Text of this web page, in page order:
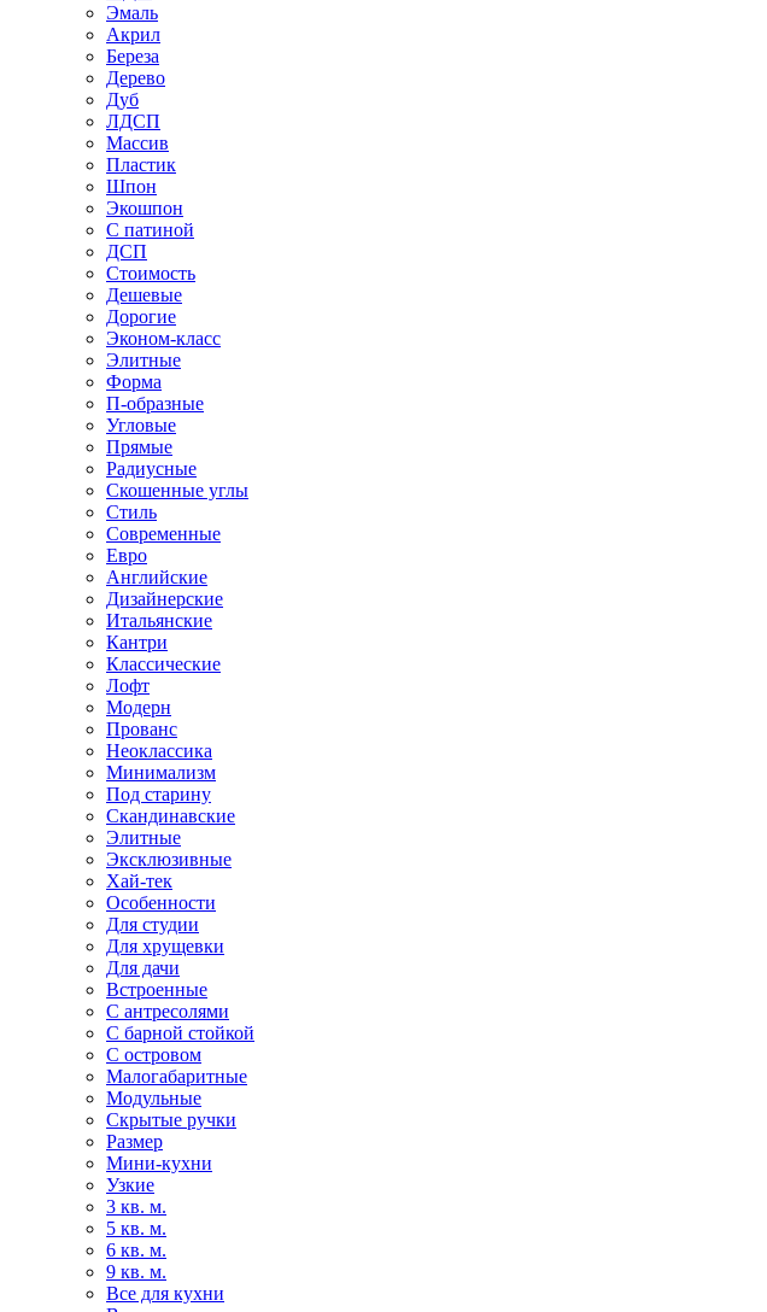
Эмаль
Акрил
Береза
Дерево
Дуб
ЛДСП
Массив
Пластик
Шпон
Экошпон
С патиной
ДСП
Стоимость
Дешевые
Дорогие
Эконом-класс
Элитные
Форма
П-образные
Угловые
Прямые
Радиусные
Скошенные углы
Стиль
Современные
Евро
Английские
Дизайнерские
Итальянские
Кантри
Классические
Лофт
Модерн
Прованс
Неоклассика
Минимализм
Под старину
Скандинавские
Элитные
Эксклюзивные
Хай-тек
Особенности
Для студии
Для хрущевки
Для дачи
Встроенные
С антресолями
С барной стойкой
С островом
Малогабаритные
Модульные
Скрытые ручки
Размер
Мини-кухни
Узкие
3 кв. м.
5 кв. м.
6 кв. м.
9 кв. м.
Все для кухни